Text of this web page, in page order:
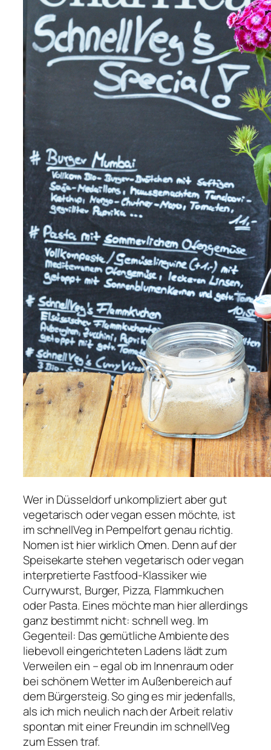
Wer in Düsseldorf unkompliziert aber gut
vegetarisch oder vegan essen möchte, ist
im schnellVeg in Pempelfort genau richtig.
Nomen ist hier wirklich Omen. Denn auf der
Speisekarte stehen vegetarisch oder vegan
interpretierte Fastfood-Klassiker wie
Currywurst, Burger, Pizza, Flammkuchen
oder Pasta. Eines möchte man hier allerdings
ganz bestimmt nicht: schnell weg. Im
Gegenteil: Das gemütliche Ambiente des
liebevoll eingerichteten Ladens lädt zum
Verweilen ein – egal ob im Innenraum oder
bei schönem Wetter im Außenbereich auf
dem Bürgersteig. So ging es mir jedenfalls,
als ich mich neulich nach der Arbeit relativ
spontan mit einer Freundin im schnellVeg
zum Essen traf.